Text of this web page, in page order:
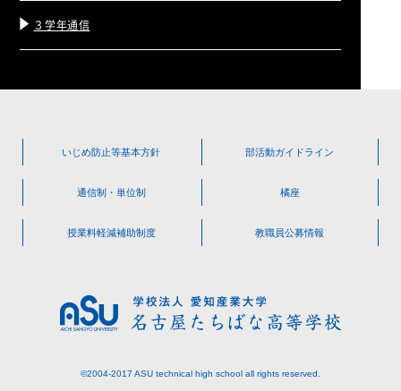
３学年通信
いじめ防止等基本方針 部活動ガイドライン
通信制・単位制 橘座
授業料軽減補助制度 教職員公募情報
©2004-2017 ASU technical high school all rights reserved.